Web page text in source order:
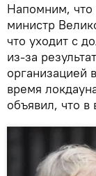
Напомним, что
министр
что уходит с
из-за
организацией
время
объявил, что в